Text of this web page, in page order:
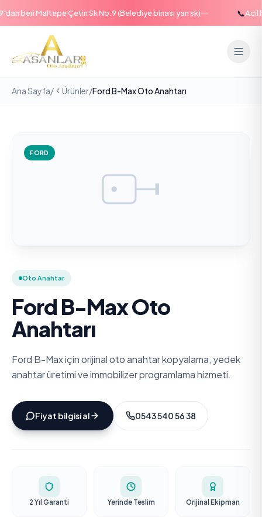
beri Maltepe Çetin Sk No:9 (Belediye binası yan sk)— Acil
Ana Sayfa/ Ürünler/Ford B-Max Oto Anahtarı
FORD
Oto Anahtar
Ford B-Max Oto
Anahtarı
Ford B-Max için orijinal oto anahtar kopyalama, yedek
anahtar üretimi ve immobilizer programlama hizmeti.
Fiyat bilgisi al 0543 540 56 38
2 Yıl Garanti Yerinde Teslim Orijinal Ekipman